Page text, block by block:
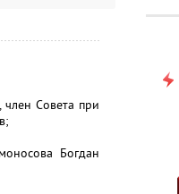
член Совета при
Богдан